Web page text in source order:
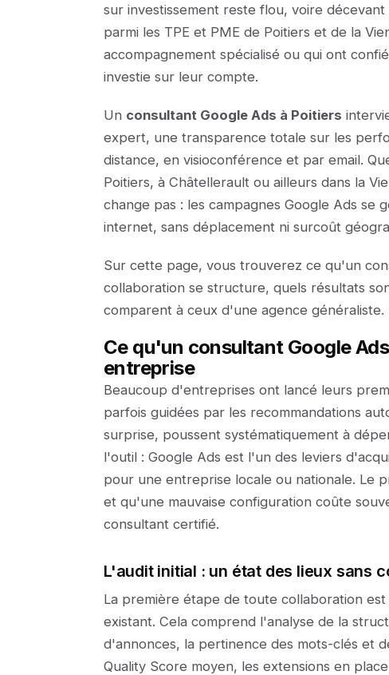
sur investissement reste flou, voire
parmi les TPE et PME de Poitiers et de la
accompagnement spécialisé ou qui ont
investie sur leur compte.
Un consultant Google Ads à Poitiers
expert, une transparence totale sur les
distance, en visioconférence et par email.
Poitiers, à Châtellerault ou ailleurs dans la
change pas : les campagnes Google Ads
internet, sans déplacement ni surcoût
Sur cette page, vous trouverez ce qu'un
collaboration se structure, quels résultats
comparent à ceux d'une agence généraliste.
Ce qu'un consultant Google
entreprise
Beaucoup d'entreprises ont lancé leurs
parfois guidées par les recommandations
surprise, poussent systématiquement à
l'outil : Google Ads est l'un des leviers
pour une entreprise locale ou nationale. Le
et qu'une mauvaise configuration coûte
consultant certifié.
L'audit initial : un état des lieux sans
La première étape de toute collaboration
existant. Cela comprend l'analyse de la
d'annonces, la pertinence des mots-clés et
Quality Score moyen, les extensions en